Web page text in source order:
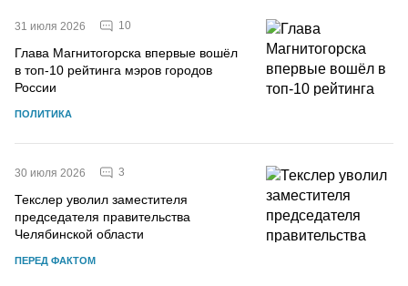
31 июля 2026 10
Глава Магнитогорска впервые вошёл
в топ-10 рейтинга мэров городов
России
ПОЛИТИКА
30 июля 2026 3
Текслер уволил заместителя
председателя правительства
Челябинской области
ПЕРЕД ФАКТОМ